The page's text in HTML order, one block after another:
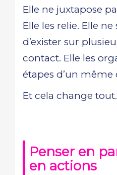
Elle ne juxtapose
Elle les relie. Elle
d’exister sur
contact. Elle les
étapes d’un même
Et cela change tout.
Penser en
en actions